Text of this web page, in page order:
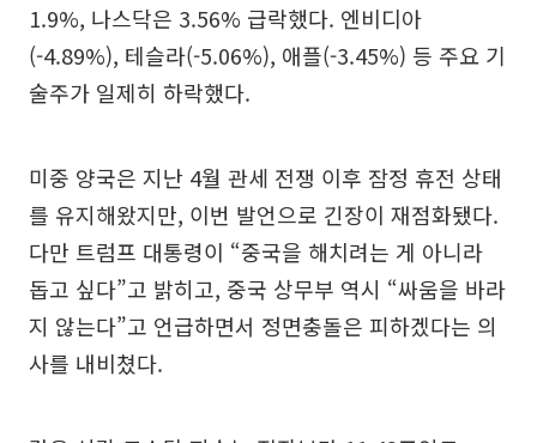
1.9%, 나스닥은 3.56% 급락했다. 엔비디아
(-4.89%), 테슬라(-5.06%), 애플(-3.45%) 등 주요 기
술주가 일제히 하락했다.
미중 양국은 지난 4월 관세 전쟁 이후 잠정 휴전 상태
를 유지해왔지만, 이번 발언으로 긴장이 재점화됐다.
다만 트럼프 대통령이 “중국을 해치려는 게 아니라
돕고 싶다”고 밝히고, 중국 상무부 역시 “싸움을 바라
지 않는다”고 언급하면서 정면충돌은 피하겠다는 의
사를 내비쳤다.